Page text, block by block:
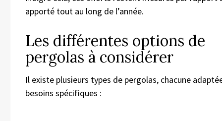
apporté tout au long de l’année.
Les différentes options de
pergolas à considérer
Il existe plusieurs types de pergolas, chacune
besoins spécifiques :